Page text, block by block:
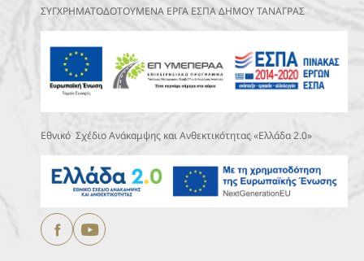
ΣΥΓΧΡΗΜΑΤΟΔΟΤΟΥΜΕΝΑ ΕΡΓΑ ΕΣΠΑ ΔΗΜΟΥ ΤΑΝΑΓΡΑΣ
Εθνικό Σχέδιο Ανάκαμψης και Ανθεκτικότητας «Ελλάδα 2.0»